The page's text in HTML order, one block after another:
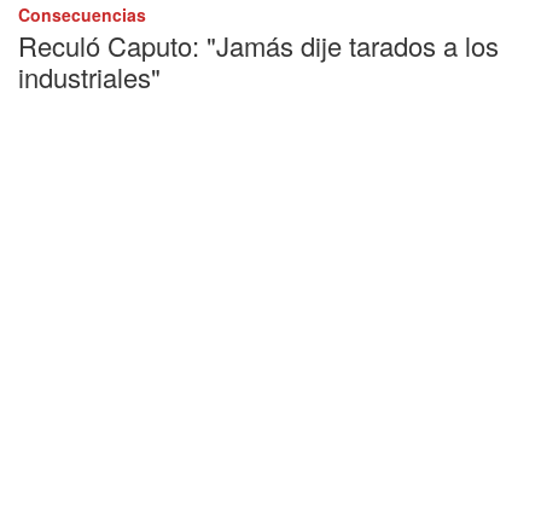
Consecuencias
Reculó Caputo: "Jamás dije tarados a los
industriales"